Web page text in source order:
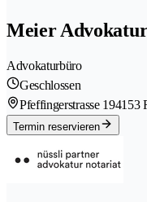
Meier
Advokaturbüro
Geschlossen
Pfeffingerstrasse 194153
Termin reservieren